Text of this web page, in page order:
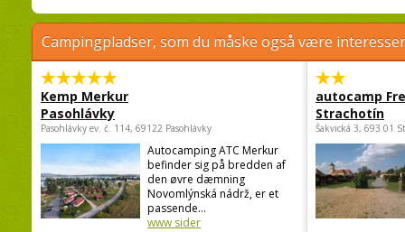
Campingpladser, som du måske også være
Kemp Merkur
Pasohlávky
Pasohlávky ev. č. 114, 69122 Pasohlávky
Autocamping ATC Merkur
befinder sig på bredden af
den øvre dæmning
Novomlýnská nádrž, er et
passende...
www sider
autocamp
Strachotín
Šakvická 3, 693 01